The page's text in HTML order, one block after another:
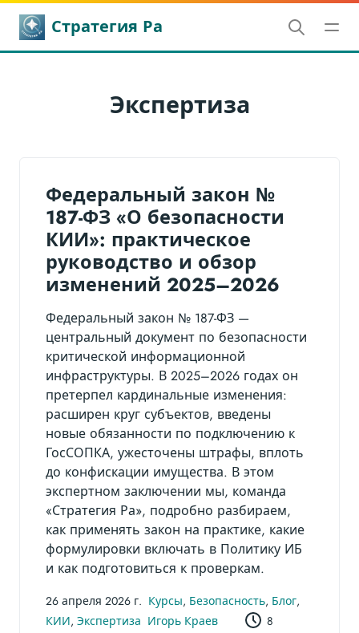
Стратегия Ра
Экспертиза
Федеральный закон №
187-ФЗ «О безопасности
КИИ»: практическое
руководство и обзор
изменений 2025–2026
Федеральный закон № 187-ФЗ —
центральный документ по безопасности
критической информационной
инфраструктуры. В 2025–2026 годах он
претерпел кардинальные изменения:
расширен круг субъектов, введены
новые обязанности по подключению к
ГосСОПКА, ужесточены штрафы, вплоть
до конфискации имущества. В этом
экспертном заключении мы, команда
«Стратегия Ра», подробно разбираем,
как применять закон на практике, какие
формулировки включать в Политику ИБ
и как подготовиться к проверкам.
26 апреля 2026 г. Курсы, Безопасность, Блог,
КИИ, Экспертиза Игорь Краев 8